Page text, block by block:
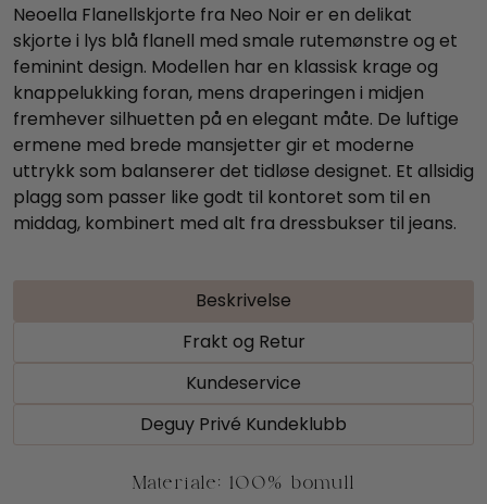
Neoella Flanellskjorte fra Neo Noir er en delikat
skjorte i lys blå flanell med smale rutemønstre og et
feminint design. Modellen har en klassisk krage og
knappelukking foran, mens draperingen i midjen
fremhever silhuetten på en elegant måte. De luftige
ermene med brede mansjetter gir et moderne
uttrykk som balanserer det tidløse designet. Et allsidig
plagg som passer like godt til kontoret som til en
middag, kombinert med alt fra dressbukser til jeans.
Beskrivelse
Frakt og Retur
Kundeservice
Deguy Privé Kundeklubb